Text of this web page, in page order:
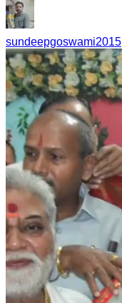
sundeepgoswami2015